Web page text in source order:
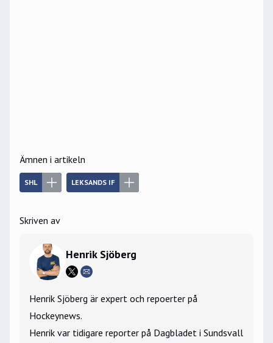
Ämnen i artikeln
SHL LEKSANDS IF
Skriven av
Henrik Sjöberg
Henrik Sjöberg är expert och repoerter på
Hockeynews.
Henrik var tidigare reporter på Dagbladet i Sundsvall